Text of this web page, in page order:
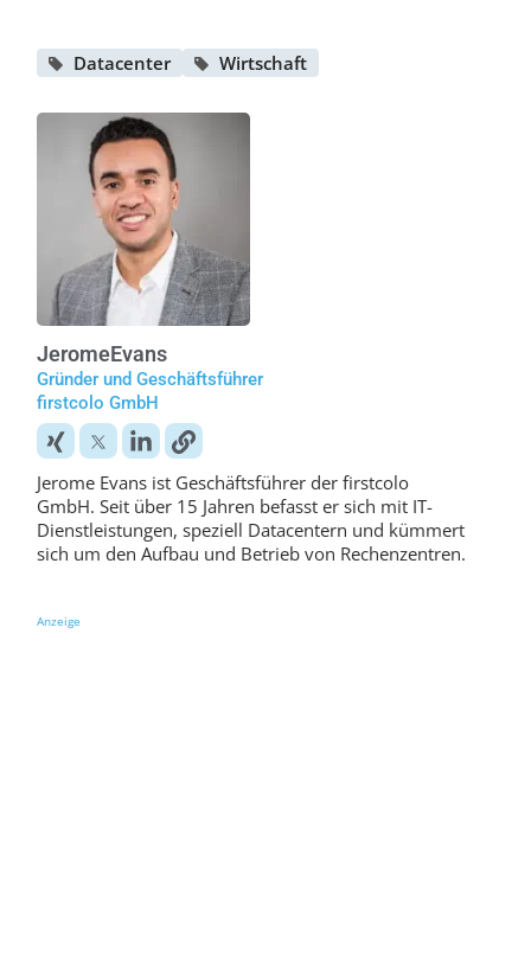
Datacenter Wirtschaft
JeromeEvans
Gründer und Geschäftsführer
firstcolo GmbH
Jerome Evans ist Geschäftsführer der firstcolo
GmbH. Seit über 15 Jahren befasst er sich mit IT-
Dienstleistungen, speziell Datacentern und kümmert
sich um den Aufbau und Betrieb von Rechenzentren.
Anzeige